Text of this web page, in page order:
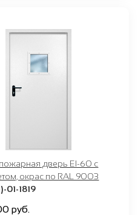
дверь EI-60 с
окрас по RAL 9003
1819
руб.